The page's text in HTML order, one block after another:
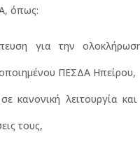
όπως:
για την
ΠΕΣΔΑ Ηπείρου,
κανονική λειτουργία
τους,